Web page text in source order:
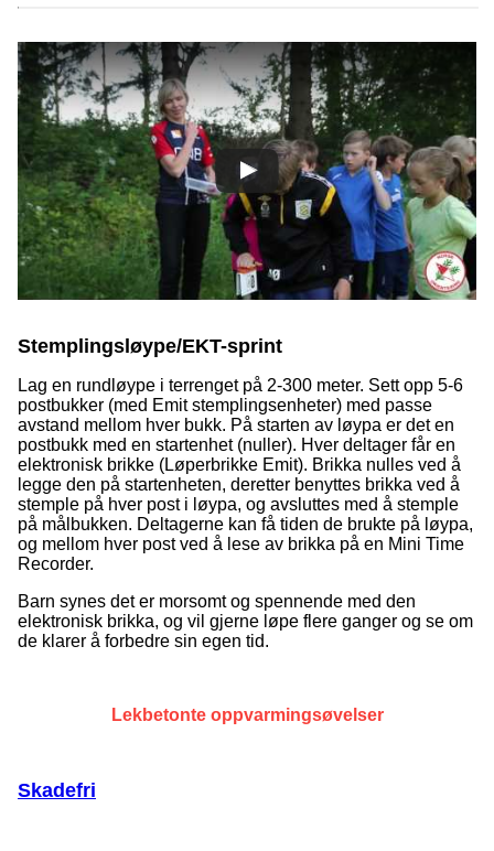
Stemplingsløype/EKT-sprint
Lag en rundløype i terrenget på 2-300 meter. Sett opp 5-6
postbukker (med Emit stemplingsenheter) med passe
avstand mellom hver bukk. På starten av løypa er det en
postbukk med en startenhet (nuller). Hver deltager får en
elektronisk brikke (Løperbrikke Emit). Brikka nulles ved å
legge den på startenheten, deretter benyttes brikka ved å
stemple på hver post i løypa, og avsluttes med å stemple
på målbukken. Deltagerne kan få tiden de brukte på løypa,
og mellom hver post ved å lese av brikka på en Mini Time
Recorder.
Barn synes det er morsomt og spennende med den
elektronisk brikka, og vil gjerne løpe flere ganger og se om
de klarer å forbedre sin egen tid.
Lekbetonte oppvarmingsøvelser
Skadefri